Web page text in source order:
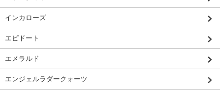
インカローズ
エピドート
エメラルド
エンジェルラダークォーツ